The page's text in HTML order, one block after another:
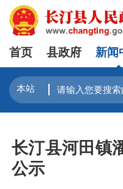
首页 县政府 新闻
长汀县河田镇
公示